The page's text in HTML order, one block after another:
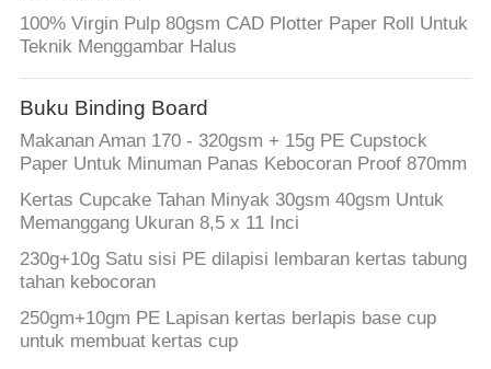
100% Virgin Pulp 80gsm CAD Plotter Paper Roll Untuk
Teknik Menggambar Halus
Buku Binding Board
Makanan Aman 170 - 320gsm + 15g PE Cupstock
Paper Untuk Minuman Panas Kebocoran Proof 870mm
Kertas Cupcake Tahan Minyak 30gsm 40gsm Untuk
Memanggang Ukuran 8,5 x 11 Inci
230g+10g Satu sisi PE dilapisi lembaran kertas tabung
tahan kebocoran
250gm+10gm PE Lapisan kertas berlapis base cup
untuk membuat kertas cup